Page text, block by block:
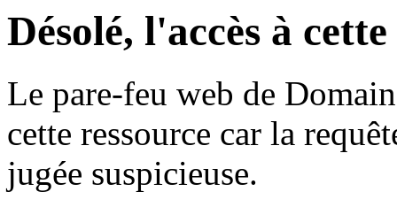
Désolé, l'accès à
Le pare-feu web de
cette ressource car la
jugée suspicieuse.